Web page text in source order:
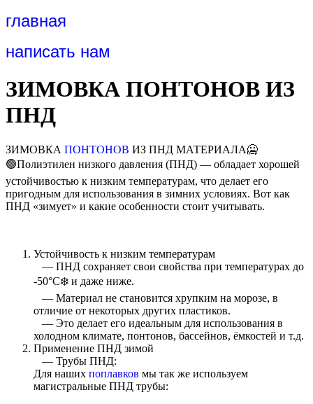
главная
написать нам
ЗИМОВКА ПОНТОНОВ ИЗ
ПНД
ЗИМОВКА ПОНТОНОВ ИЗ ПНД МАТЕРИАЛА🥶
🟢Полиэтилен низкого давления (ПНД) — обладает хорошей
устойчивостью к низким температурам, что делает его
пригодным для использования в зимних условиях. Вот как
ПНД «зимует» и какие особенности стоит учитывать.
Устойчивость к низким температурам
— ПНД сохраняет свои свойства при температурах до
-50°C❄️ и даже ниже.
— Материал не становится хрупким на морозе, в
отличие от некоторых других пластиков.
— Это делает его идеальным для использования в
холодном климате, понтонов, бассейнов, ёмкостей и т.д.
Применение ПНД зимой
— Трубы ПНД:
Для наших поплавков мы так же используем
магистральные ПНД трубы: